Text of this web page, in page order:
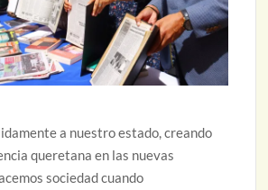
a nuestro estado, creando
queretana en las nuevas
sociedad cuando